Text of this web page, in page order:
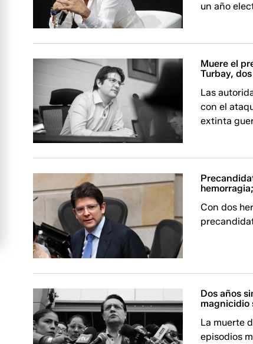
un año
Muere el
Turbay,
Las
con el
extinta
Con dos
Dos años
magnicidio
La muerte
episodios